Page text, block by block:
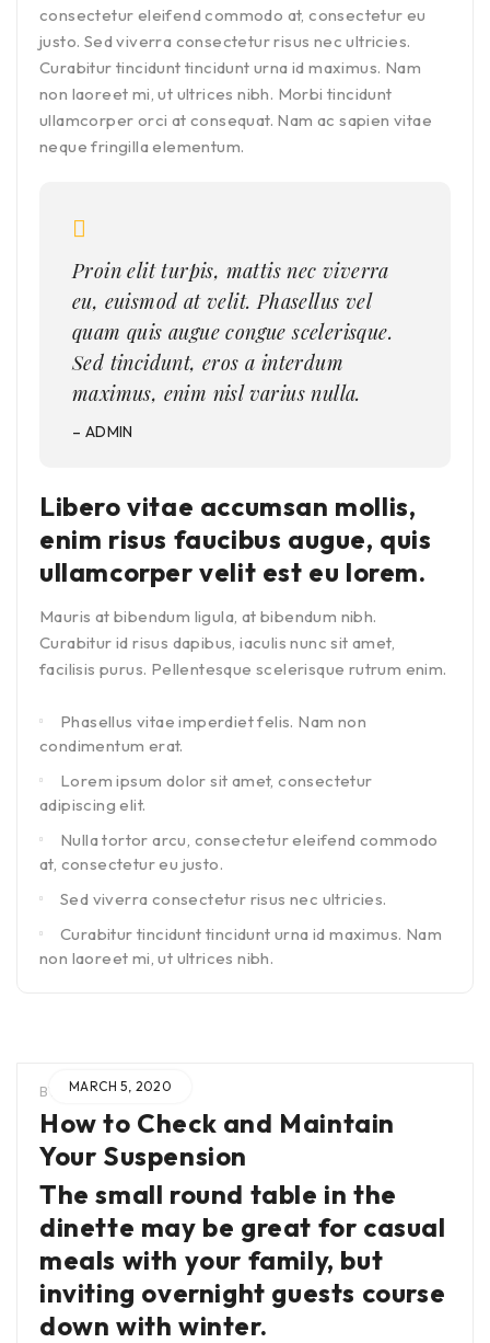
consectetur eleifend commodo at, consectetur eu
justo. Sed viverra consectetur risus nec ultricies.
Curabitur tincidunt tincidunt urna id maximus. Nam
non laoreet mi, ut ultrices nibh. Morbi tincidunt
ullamcorper orci at consequat. Nam ac sapien vitae
neque fringilla elementum.
Proin elit turpis, mattis nec viverra
eu, euismod at velit. Phasellus vel
quam quis augue congue scelerisque.
Sed tincidunt, eros a interdum
maximus, enim nisl varius nulla.
– ADMIN
Libero vitae accumsan mollis,
enim risus faucibus augue, quis
ullamcorper velit est eu lorem.
Mauris at bibendum ligula, at bibendum nibh.
Curabitur id risus dapibus, iaculis nunc sit amet,
facilisis purus. Pellentesque scelerisque rutrum enim.
Phasellus vitae imperdiet felis. Nam non
condimentum erat.
Lorem ipsum dolor sit amet, consectetur
adipiscing elit.
Nulla tortor arcu, consectetur eleifend commodo
at, consectetur eu justo.
Sed viverra consectetur risus nec ultricies.
Curabitur tincidunt tincidunt urna id maximus. Nam
non laoreet mi, ut ultrices nibh.
MARCH 5, 2020
BY ADMIN IN
How to Check and Maintain
Your Suspension
The small round table in the
dinette may be great for casual
meals with your family, but
inviting overnight guests course
down with winter.